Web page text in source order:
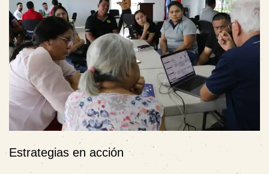
Estrategias en acción